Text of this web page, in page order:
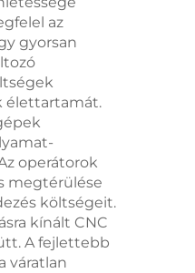
az
gyorsan
élettartamát.
operátorok
megtérülése
költségeit.
kínált CNC
A fejlettebb
váratlan